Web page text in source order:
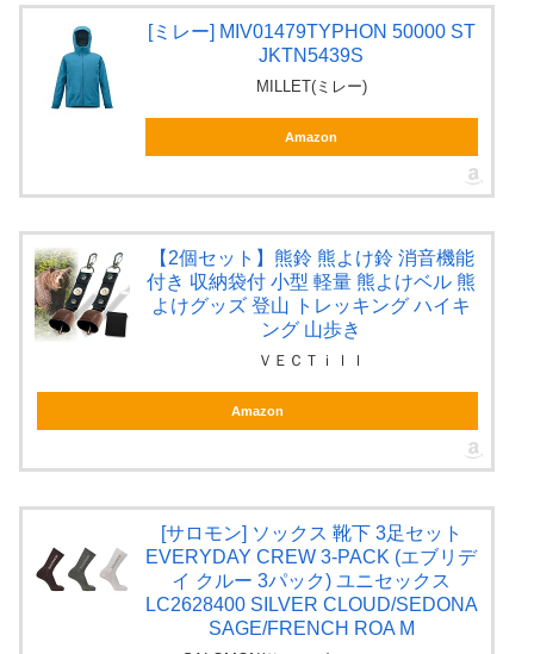
[ミレー] MIV01479TYPHON 50000 ST
JKTN5439S
MILLET(ミレー)
Amazon
【2個セット】熊鈴 熊よけ鈴 消音機能
付き 収納袋付 小型 軽量 熊よけベル 熊
よけグッズ 登山 トレッキング ハイキ
ング 山歩き
ＶＥＣＴｉｌｌ
Amazon
[サロモン] ソックス 靴下 3足セット
EVERYDAY CREW 3-PACK (エブリデ
イ クルー 3パック) ユニセックス
LC2628400 SILVER CLOUD/SEDONA
SAGE/FRENCH ROA M